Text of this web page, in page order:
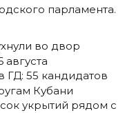
парламента.
во двор
ГД: 55 кандидатов
Кубани
укрытий рядом с